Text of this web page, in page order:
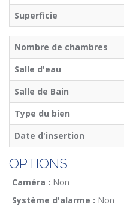
Superficie
Nombre de chambres
Salle d'eau
Salle de Bain
Type du bien
Date d'insertion
OPTIONS
Caméra : Non
Système d'alarme : Non